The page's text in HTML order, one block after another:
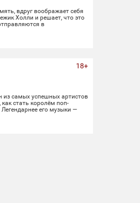
вдруг воображает себя
Холли и решает, что это
в
самых успешных артистов
стать королём поп-
его музыки —
кинозал, чтобы заново
18+